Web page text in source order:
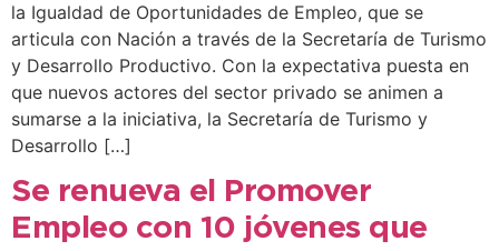
la Igualdad de Oportunidades de Empleo, que se
articula con Nación a través de la Secretaría de Turismo
y Desarrollo Productivo. Con la expectativa puesta en
que nuevos actores del sector privado se animen a
sumarse a la iniciativa, la Secretaría de Turismo y
Desarrollo […]
Se renueva el Promover
Empleo con 10 jóvenes que